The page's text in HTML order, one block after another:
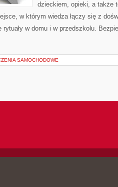
dzieckiem, opieki, a także
w którym wiedza łączy się z
rytuały w domu i w przedszkolu.
SAMOCHODOWE